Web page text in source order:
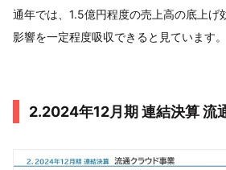
通年では、1.5億円程度の売上高の底上げ
影響を一定程度吸収できると見ています。
2.2024年12月期 連結決算 流